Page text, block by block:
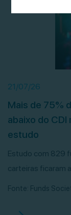
21/07/26
Mais de 75%
abaixo do
estudo
Estudo com 829
carteiras ficaram
Fonte: Funds